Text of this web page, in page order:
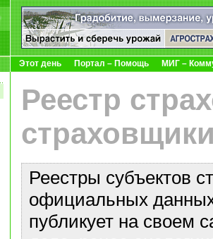
Этот день Портал – Помощь МИГ –
Реестр
Реестры субъектов
официальных данных
публикует на своем